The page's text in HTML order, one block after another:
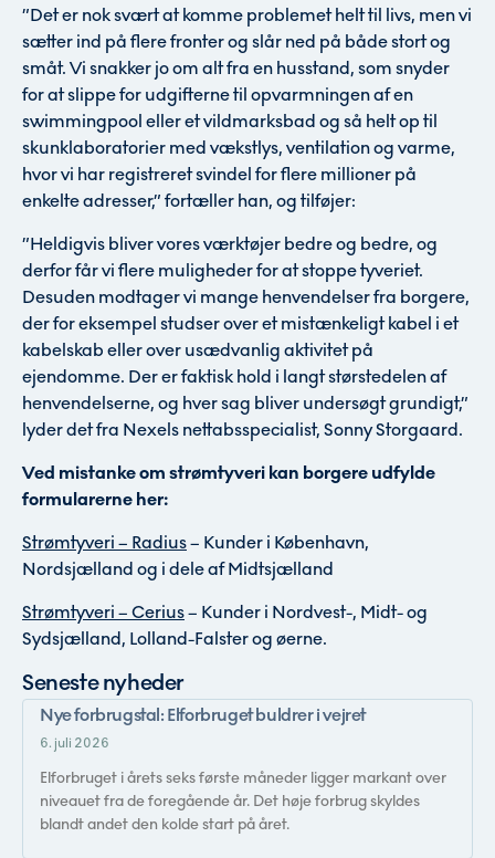
”Det er nok svært at komme problemet helt til livs, men vi
sætter ind på flere fronter og slår ned på både stort og
småt. Vi snakker jo om alt fra en husstand, som snyder
for at slippe for udgifterne til opvarmningen af en
swimmingpool eller et vildmarksbad og så helt op til
skunklaboratorier med vækstlys, ventilation og varme,
hvor vi har registreret svindel for flere millioner på
enkelte adresser,” fortæller han, og tilføjer:
”Heldigvis bliver vores værktøjer bedre og bedre, og
derfor får vi flere muligheder for at stoppe tyveriet.
Desuden modtager vi mange henvendelser fra borgere,
der for eksempel studser over et mistænkeligt kabel i et
kabelskab eller over usædvanlig aktivitet på
ejendomme. Der er faktisk hold i langt størstedelen af
henvendelserne, og hver sag bliver undersøgt grundigt,”
lyder det fra Nexels nettabsspecialist, Sonny Storgaard.
Ved mistanke om strømtyveri kan borgere udfylde
formularerne her:
Strømtyveri – Radius– Kunder i København,
Nordsjælland og i dele af Midtsjælland
Strømtyveri – Cerius– Kunder i Nordvest-, Midt- og
Sydsjælland, Lolland-Falster og øerne.
Seneste nyheder
Nye forbrugstal: Elforbruget buldrer i vejret
6. juli 2026
Elforbruget i årets seks første måneder ligger markant over
niveauet fra de foregående år. Det høje forbrug skyldes
blandt andet den kolde start på året.